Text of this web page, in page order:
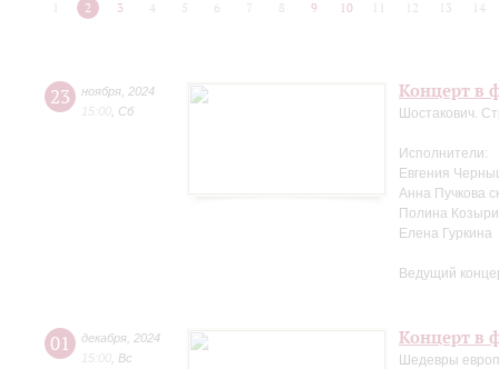
2 3 4 5 6 7 8 9 10 12 13 14
23 ноября 2024
15:00 Сб
Концерт в
Шостакович.
Исполнители:
Евгения
Анна Пучкова
Полина
Елена Гуркина
Ведущий
01 декабря 2024
15:00 Вс
Концерт в
Шедевры